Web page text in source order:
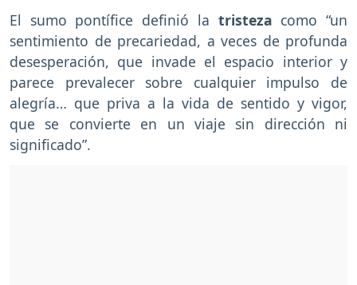
El sumo pontífice definió la tristeza como “un
sentimiento de precariedad, a veces de profunda
desesperación, que invade el espacio interior y
parece prevalecer sobre cualquier impulso de
alegría… que priva a la vida de sentido y vigor,
que se convierte en un viaje sin dirección ni
significado”.